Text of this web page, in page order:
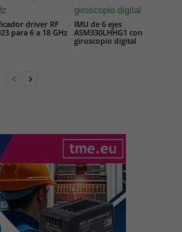
driver RF
para 6 a 18 GHz
IMU de 6 ejes
ASM330LHHG1 con
giroscopio digital